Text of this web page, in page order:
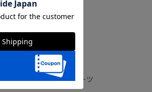
通年／ハンドメイドスーツ